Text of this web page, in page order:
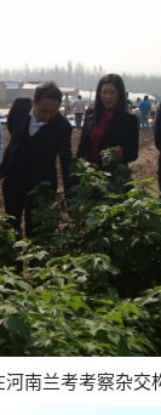
河南兰考考察杂交